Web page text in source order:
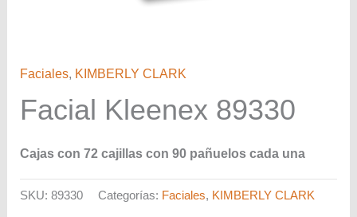
Faciales, KIMBERLY CLARK
Facial Kleenex 89330
Cajas con 72 cajillas con 90 pañuelos cada una
SKU:89330 Categorías: Faciales, KIMBERLY CLARK